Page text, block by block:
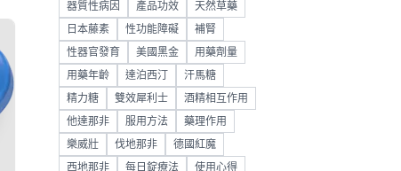
器質性病因 產品功效 天然草藥
日本藤素 性功能障礙 補腎
性器官發育 美國黑金 用藥劑量
用藥年齡 達泊西汀 汗馬糖
精力糖 雙效犀利士 酒精相互作用
他達那非 服用方法 藥理作用
樂威壯 伐地那非 德國紅魔
西地那非 每日錠療法 使用心得